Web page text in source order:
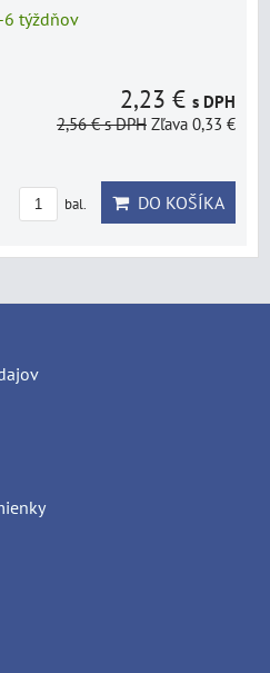
týždňov
2,23 € s DPH
2,56 €s DPH Zľava 0,33 €
bal. DO KOŠÍKA